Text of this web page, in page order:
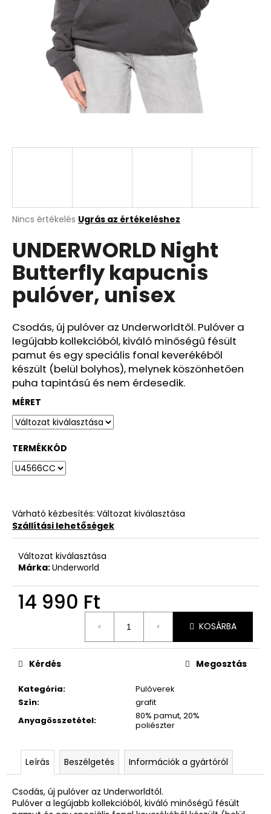
A
átlagos
értékelése
5-
ből
0,0
csillag.
Nincs értékelés Ugrás az értékeléshez
UNDERWORLD Night
Butterfly kapucnis
pulóver, unisex
Csodás, új pulóver az Underworldtől. Pulóver a
legújabb kollekcióból, kiváló minőségű fésült
pamut és egy speciális fonal keverékéből
készült (belül bolyhos), melynek köszönhetően
puha tapintású és nem érdesedik.
MÉRET
TERMÉKKÓD
Várható kézbesítés: Változat kiválasztása
Szállítási lehetőségek
Változat kiválasztása
Márka:Underworld
14 990 Ft
KOSÁRBA
Kategória:
Pulóverek
Szín:
grafit
Anyagösszetétel:
80% pamut, 20%
poliészter
Kérdés Megosztás
Leírás Beszélgetés Információk a gyártóról
Csodás, új pulóver az Underworldtől.
Pulóver a legújabb kollekcióból, kiváló minőségű fésült